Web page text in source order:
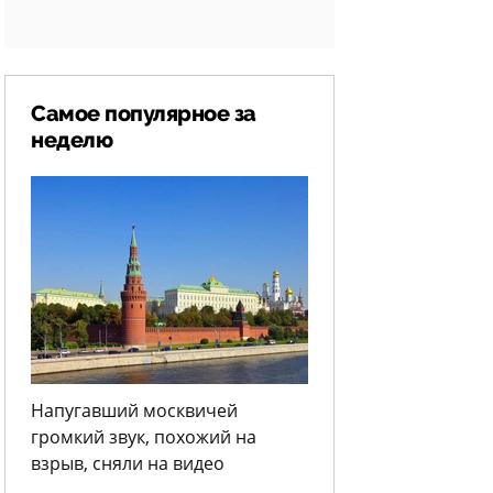
Самое популярное за
неделю
Напугавший москвичей
громкий звук, похожий на
взрыв, сняли на видео